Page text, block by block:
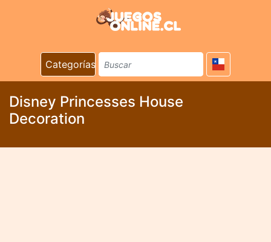
Categorías
Disney Princesses House
Decoration